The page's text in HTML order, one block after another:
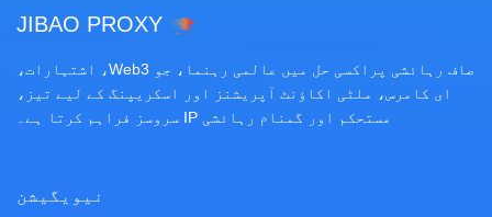
JIBAO PROXY
صاف رہائشی پراکسی حل میں عالمی رہنما، جو Web3، اشتہارات،
ای کامرس، ملٹی اکاؤنٹ آپریشنز اور اسکریپنگ کے لیے تیز،
مستحکم اور گمنام رہائشی IP سروسز فراہم کرتا ہے۔
نیویگیشن